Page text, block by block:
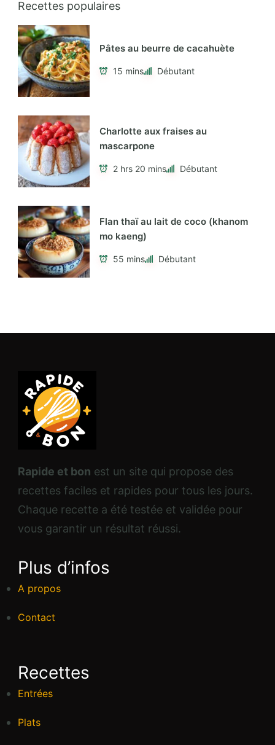
Recettes populaires
Pâtes au beurre de cacahuète
15 mins Débutant
Charlotte aux fraises au
mascarpone
2 hrs 20 mins Débutant
Flan thaï au lait de coco (khanom
mo kaeng)
55 mins Débutant
Rapide et bon est un site qui propose des
recettes faciles et rapides pour tous les jours.
Chaque recette a été testée et validée pour
vous garantir un résultat réussi.
Plus d’infos
A propos
Contact
Recettes
Entrées
Plats